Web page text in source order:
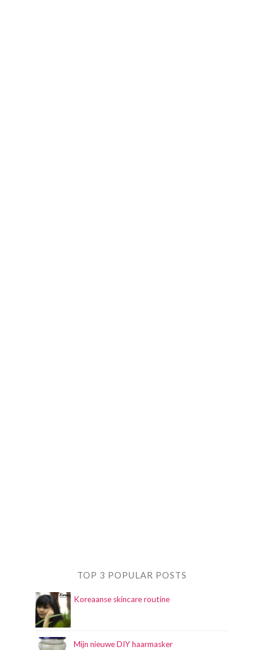
TOP 3 POPULAR POSTS
Koreaanse skincare routine
Mijn nieuwe DIY haarmasker